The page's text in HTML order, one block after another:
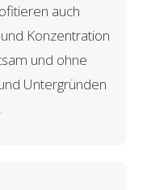
auch
Konzentration
und ohne
Untergründen